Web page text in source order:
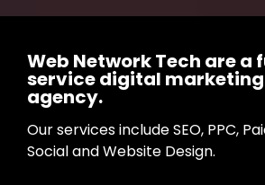
Web Network Tech are a
service digital marketing
agency.
Our services include SEO, PPC,
Social and Website Design.